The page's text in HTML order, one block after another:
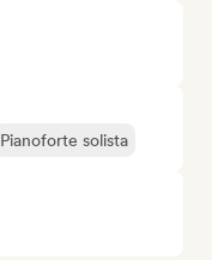
Pianoforte solista